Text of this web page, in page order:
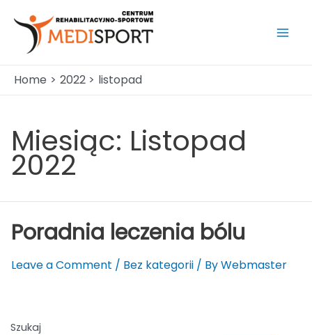
content
Home 2022 listopad
Miesiąc: Listopad
2022
Poradnia leczenia bólu
Leave a Comment / Bez kategorii / ByWebmaster
Szukaj